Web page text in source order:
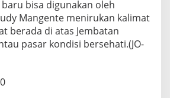
bisa digunakan oleh
Mangente menirukan kalimat
berada di atas Jembatan
pasar kondisi bersehati.(JO-